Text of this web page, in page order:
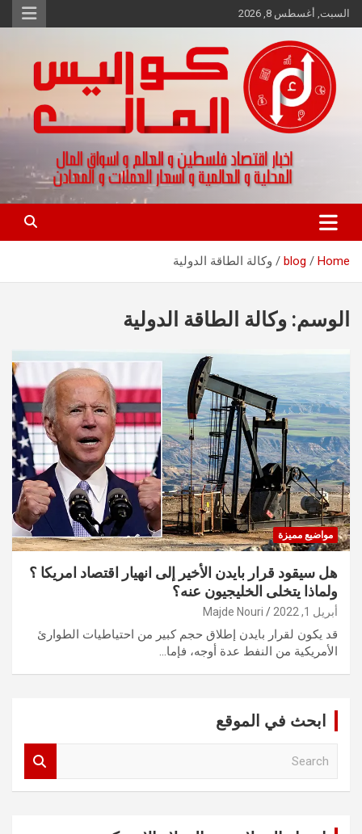
Skip
to
السبت, أغسطس 8, 2026
كواليس المال
اخبار اقتصاد فلسطين و العالم و تقارير اسواق المال و العملات
Home
blog وكالة الطاقة الدولية
الوسم: وكالة الطاقة الدولية
مواضيع مميزة
هل سيقود قرار بايدن الأخير إلى انهيار اقتصاد امريكا ؟
ولماذا يتخلى الخليجيون عنه؟
أبريل 1, 2022 Majde Nouri
قد يكون لقرار بايدن إطلاق حجم كبير من احتياطيات الطوارئ
الأمريكية من النفط عدة أوجه، فإما…
ابحث في الموقع